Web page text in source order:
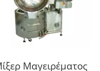
Μαγειρέματος